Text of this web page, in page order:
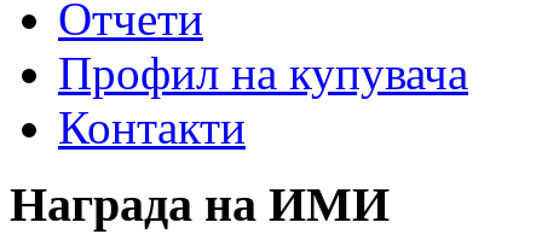
Отчети
Профил на купувача
Контакти
Награда на ИМИ